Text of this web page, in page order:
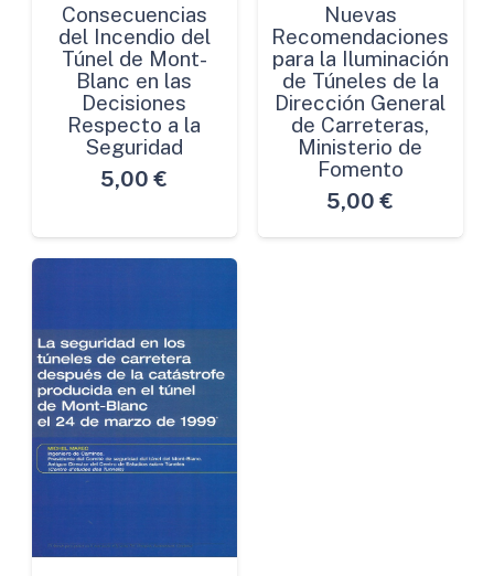
Consecuencias
del Incendio del
Túnel de Mont-
Blanc en las
Decisiones
Respecto a la
Seguridad
5,00 €
Nuevas
Recomendaciones
para la Iluminación
de Túneles de la
Dirección General
de Carreteras,
Ministerio de
Fomento
5,00 €